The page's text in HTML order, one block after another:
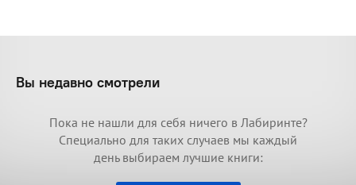
Вы недавно смотрели
Пока не нашли для себя ничего в Лабиринте?
Специально для таких случаев мы каждый
день выбираем лучшие книги: